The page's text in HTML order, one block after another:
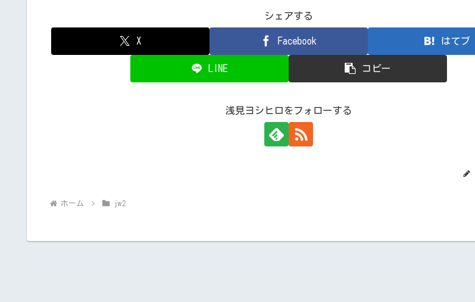
シェアする
X Facebook はてブ
LINE コピー
浅見ヨシヒロをフォローする
ホーム jw2